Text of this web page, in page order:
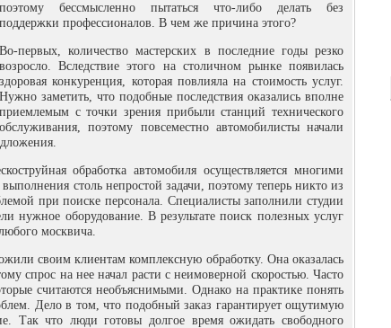
поэтому бессмысленно пытаться что-либо делать без
поддержки профессионалов. В чем же причина этого?
Во-первых, количество мастерских в последние годы резко
возросло. Вследствие этого на столичном рынке появилась
здоровая конкуренция, которая повлияла на стоимость услуг.
Нужно заметить, что подобные последствия оказались вполне
приемлемым с точки зрения прибыли станций технического
обслуживания, поэтому повсеместно автомобилисты начали
обработка автомобиля осуществляется многими
столь непростой задачи, поэтому теперь никто из
при поиске персонала. Специалисты заполнили студии
нужное оборудование. В результате поиск полезных услуг
москвича.
своим клиентам комплексную обработку. Она оказалась
спрос на нее начал расти с неимоверной скоростью. Часто
считаются необъяснимыми. Однако на практике понять
Дело в том, что подобный заказ гарантирует ощутимую
Так что люди готовы долгое время ожидать свободного